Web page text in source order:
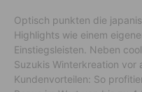
Optisch punkten die
Highlights wie einem
Einstiegsleisten. Neben
Suzukis Winterkreation vor
Kundenvorteilen: So